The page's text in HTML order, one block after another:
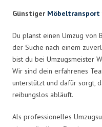
Günstiger Möbeltransport
Du planst einen Umzug von
der Suche nach einem
bist du bei Umzugsmeister
Wir sind dein erfahrenes
unterstützt und dafür sorgt,
reibungslos abläuft.
Als professionelles